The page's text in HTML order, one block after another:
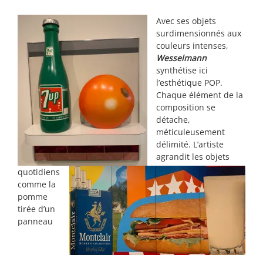
Avec ses objets
surdimensionnés aux
couleurs intenses,
Wesselmann
synthétise ici
l’esthétique POP.
Chaque élément de la
composition se
détache,
méticuleusement
délimité. L’artiste
agrandit les objets
quotidiens
comme la
pomme
tirée d’un
panneau